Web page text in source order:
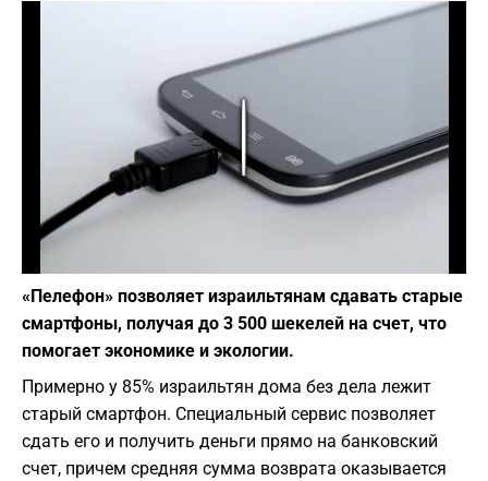
Play
«Пелефон» позволяет израильтянам сдавать старые
смартфоны, получая до 3 500 шекелей на счет, что
помогает экономике и экологии.
Примерно у 85% израильтян дома без дела лежит
старый смартфон. Специальный сервис позволяет
сдать его и получить деньги прямо на банковский
счет, причем средняя сумма возврата оказывается